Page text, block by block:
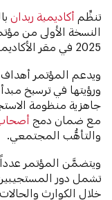
تنظِّم أكاديمية ربدان
2025 في مقر الأكاديمية في أبوظبي.
ويدعم المؤتمر
ورؤيتها في ترسيخ
جاهزية منظومة
مع ضمان دمج
والتأهُّب المجتمعي.
ويتضمَّن المؤتمر عدداً
تشمل دور
خلال الكوارث